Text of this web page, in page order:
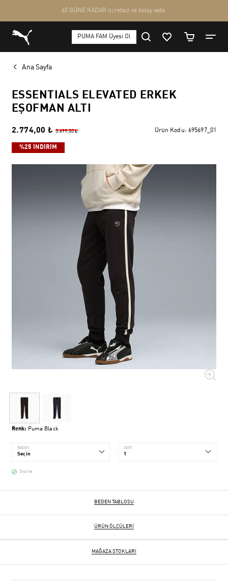
Ana Sayfa
ESSENTIALS ELEVATED ERKEK
EŞOFMAN ALTI
2.774,00 ₺ 3.699,00 ₺ Ürün Kodu: 695697_01
%25 İNDİRİM
Renk: Puma Black
BEDEN ADET
Stokta
BEDEN TABLOSU
ÜRÜN ÖLÇÜLERI
MAĞAZA STOKLARI